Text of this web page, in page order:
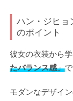
ハン・ジヒョ
のポイント
彼女の衣装から
たバランス感」で
モダンなデザイ